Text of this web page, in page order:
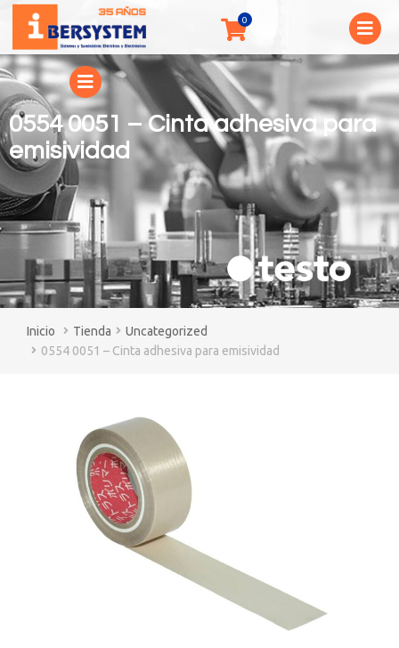
0554 0051 – Cinta adhesiva para
emisividad
You are here:
Tienda
Uncategorized
0554 0051 – Cinta adhesiva para emisividad